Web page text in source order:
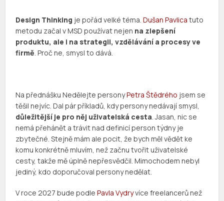
Design Thinking je pořád velké téma.Dušan Pavlica tuto
metodu začal v MSD používat nejen na zlepšení
produktu, ale i na strategii, vzdělávání a procesy ve
firmě. Proč ne, smysl to dává.
Na přednášku Nedělejte personyPetra Štědrého jsem se
těšil nejvíc. Dal pár příkladů, kdy persony nedávají smysl,
důležitější je pro něj uživatelská cesta. Jasan, nic se
nemá přehánět a trávit nad definicí person týdny je
zbytečné. Stejně mám ale pocit, že bych měl vědět ke
komu konkrétně mluvím, než začnu tvořit uživatelské
cesty, takže mě úplně nepřesvědčil. Mimochodem nebyl
jediný, kdo doporučoval persony nedělat.
V roce 2027 bude podlePavla Vydryvíce freelancerů než